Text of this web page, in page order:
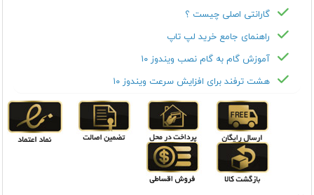
گارانتی اصلی چیست ؟
راهنمای جامع خرید لپ تاپ
آموزش گام به گام نصب ویندوز ۱۰
هشت ترفند برای افزایش سرعت ویندوز ۱۰